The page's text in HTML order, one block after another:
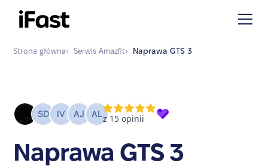
Strona główna› Serwis Amazfit› Naprawa GTS 3
Naprawa GTS 3